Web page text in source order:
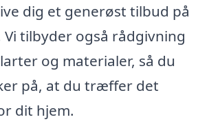
dig et generøst tilbud på
Vi tilbyder også rådgivning
og materialer, så du
på, at du træffer det
dit hjem.